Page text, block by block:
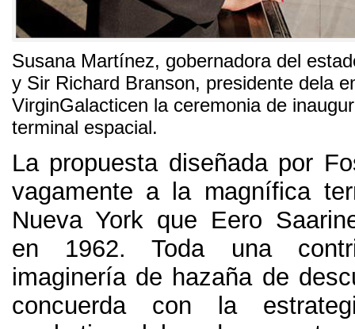
Susana Martínez, gobernadora del
y Sir Richard Branson, presidente dela
VirginGalacticen la ceremonia de
terminal espacial.
La propuesta diseñada por
vagamente a la magnífica
Nueva York que Eero
en 1962.Toda una
imaginería de hazaña de
concuerda con la